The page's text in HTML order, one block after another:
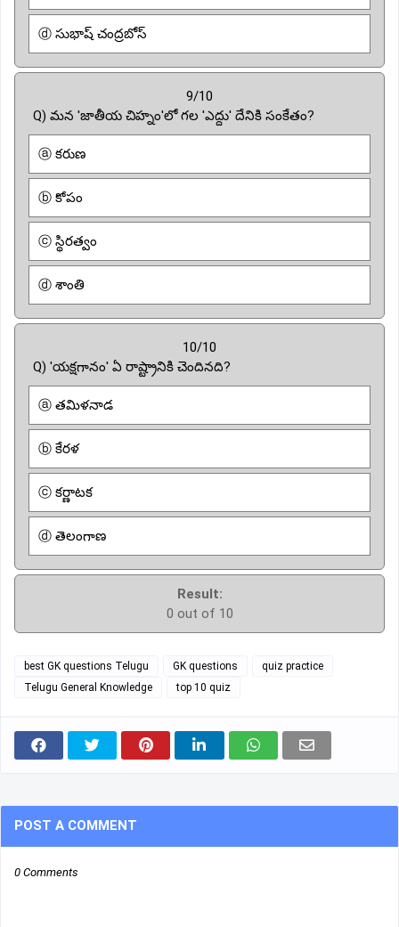
ⓓ సుభాష్ చంద్రబోస్
9/10
Q) మన 'జాతీయ చిహ్నం'లో గల 'ఎద్దు' దేనికి సంకేతం?
ⓐ కరుణ
ⓑ కోపం
ⓒ స్థిరత్వం
ⓓ శాంతి
10/10
Q) 'యక్షగానం' ఏ రాష్ట్రానికి చెందినది?
ⓐ తమిళనాడ
ⓑ కేరళ
ⓒ కర్ణాటక
ⓓ తెలంగాణ
Result:
0 out of 10
best GK questions Telugu GK questions
quiz practice
Telugu General Knowledge
top 10 quiz
POST A COMMENT
0 Comments